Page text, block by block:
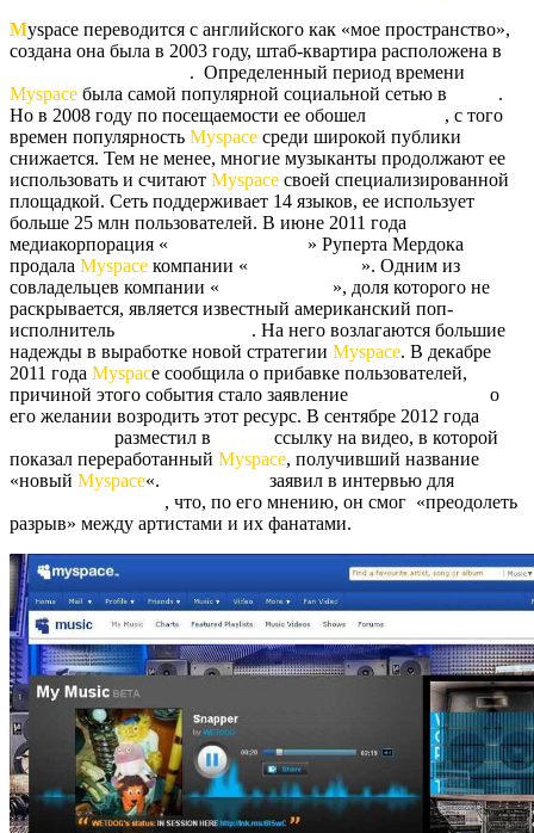
Myspace переводится с английского как «мое пространство»,
создана она была в 2003 году, штаб-квартира расположена в
. Определенный период времени
Myspace была самой популярной социальной сетью в
.
Но в 2008 году по посещаемости ее обошел
, с того
времен популярность Myspace среди широкой публики
снижается. Тем не менее, многие музыканты продолжают ее
использовать и считают Myspace своей специализированной
площадкой. Сеть поддерживает 14 языков, ее использует
больше 25 млн пользователей. В июне 2011 года
медиакорпорация «
» Руперта Мердока
продала Myspace компании «
». Одним из
совладельцев компании «
», доля которого не
раскрывается, является известный американский поп-
исполнитель
. На него возлагаются большие
надежды в выработке новой стратегии Myspace. В декабре
2011 года Myspace сообщила о прибавке пользователей,
причиной этого события стало заявление
о
его желании возродить этот ресурс. В сентябре 2012 года
разместил в
ссылку на видео, в которой
показал переработанный Myspace, получивший название
«новый Myspace«. заявил в интервью для
, что, по его мнению, он смог «преодолеть
разрыв» между артистами и их фанатами.